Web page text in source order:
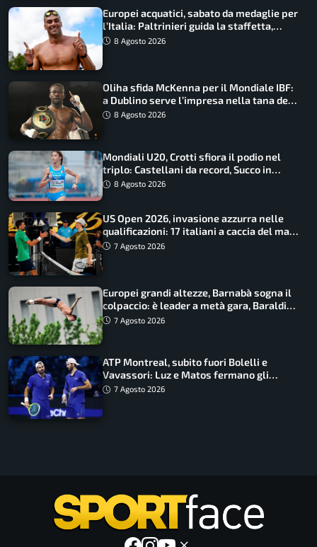
Europei acquatici, sabato da medaglie per
l’Italia: Paltrinieri guida la staffetta,
Barnabà sogna l’oro dalle grandi altezze
8 Agosto 2026
Oliha sfida McKenna per il Mondiale IBF:
a Dublino serve l’impresa nella tana del
lupo8 Agosto 2026
Mondiali U20, Crotti sfiora il podio nel
triplo: Castellani da record, Succo in
finale
8 Agosto 2026
US Open 2026, invasione azzurra nelle
qualificazioni: 17 italiani a caccia del main
draw7 Agosto 2026
Europei grandi altezze, Barnabà sogna il
colpaccio: è leader a metà gara, Baraldi
ancora in corsa
7 Agosto 2026
ATP Montreal, subito fuori Bolelli e
Vavassori: Luz e Matos fermano gli
azzurri
7 Agosto 2026